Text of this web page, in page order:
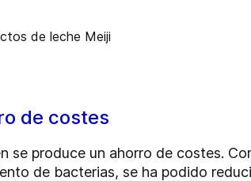
de costes
se produce un ahorro de costes.
de bacterias, se ha podido